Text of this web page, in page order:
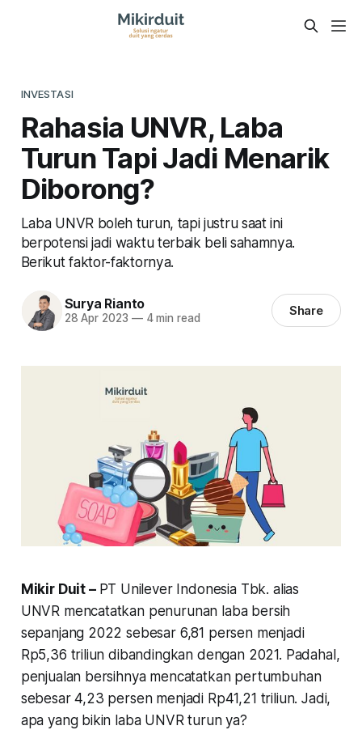
INVESTASI
Rahasia UNVR, Laba
Turun Tapi Jadi Menarik
Diborong?
Laba UNVR boleh turun, tapi justru saat ini
berpotensi jadi waktu terbaik beli sahamnya.
Berikut faktor-faktornya.
Surya Rianto
28 Apr 2023 —4 min read Share
Mikir Duit – PT Unilever Indonesia Tbk. alias
UNVR mencatatkan penurunan laba bersih
sepanjang 2022 sebesar 6,81 persen menjadi
Rp5,36 triliun dibandingkan dengan 2021. Padahal,
penjualan bersihnya mencatatkan pertumbuhan
sebesar 4,23 persen menjadi Rp41,21 triliun. Jadi,
apa yang bikin laba UNVR turun ya?